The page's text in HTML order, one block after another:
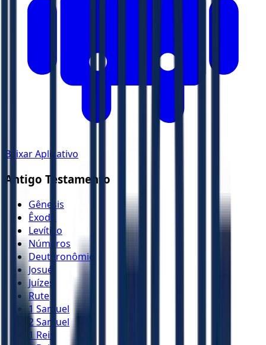
Baixar Aplicativo
Antigo Testamento
Gênesis
Êxodo
Levítico
Números
Deuteronômio
Josué
Juízes
Rute
1 Samuel
2 Samuel
1 Reis